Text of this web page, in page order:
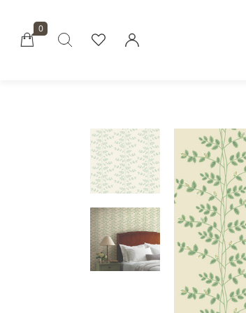
even hire freelancers. With
marketplace paired
subscription service,
like you get
Community
Blog
0